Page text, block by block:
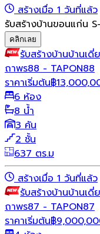
สร้างเมื่อ 1 วันที่แล้ว
รับสร้างบ้านขอนแก่น
คลิกเลย
รับสร้างบ้านบ้านเดี่
ถาพร88 - TAPON88
ราคาเริ่มต้น฿
6 ห้อง
8 น้ำ
3 คัน
2 ชั้น
637 ตร.ม
สร้างเมื่อ 1 วันที่แล้ว
รับสร้างบ้านบ้านเดี่
ถาพร87 - TAPON87
ราคาเริ่มต้น฿